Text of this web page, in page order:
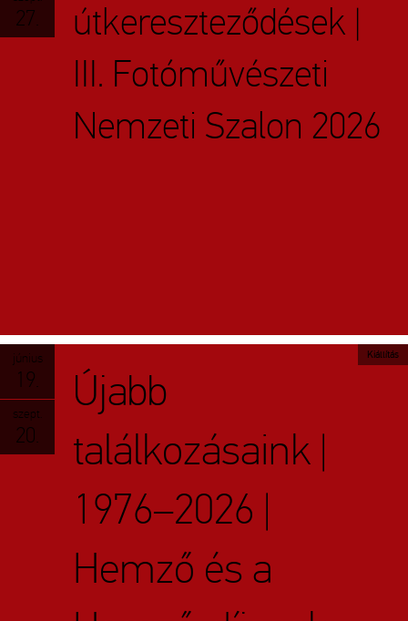
27.
útkereszteződések |
III. Fotóművészeti
Nemzeti Szalon 2026
június
19.
szept.
20.
Újabb
találkozásaink |
1976–2026 |
Hemző és a
Kiállítás